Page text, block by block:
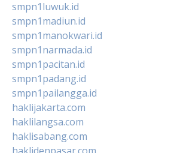
smpn1luwuk.id
smpn1madiun.id
smpn1manokwari.id
smpn1narmada.id
smpn1pacitan.id
smpn1padang.id
smpn1pailangga.id
haklijakarta.com
haklilangsa.com
haklisabang.com
haklidenpasar.com